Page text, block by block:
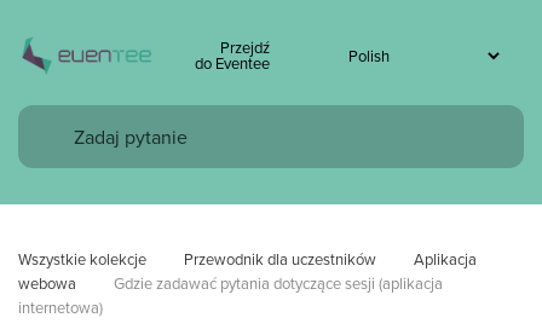
Przejdź
do Eventee
Wszystkie kolekcje Przewodnik dla uczestników
Aplikacja
webowa
Gdzie zadawać pytania dotyczące sesji (aplikacja
internetowa)